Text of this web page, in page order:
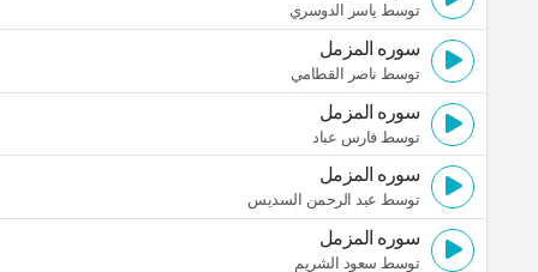
توسط ياسر الدوسري
سوره المزمل
توسط ناصر القطامي
سوره المزمل
توسط فارس عباد
سوره المزمل
توسط عبد الرحمن السديس
سوره المزمل
توسط سعود الشريم